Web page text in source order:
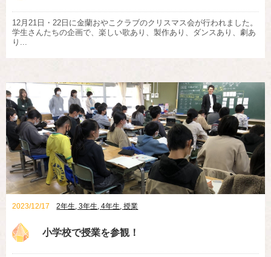
12月21日・22日に金蘭おやこクラブのクリスマス会が行われました。
学生さんたちの企画で、楽しい歌あり、製作あり、ダンスあり、劇あ
り...
2023/12/17 2年生,3年生,4年生,授業
小学校で授業を参観！